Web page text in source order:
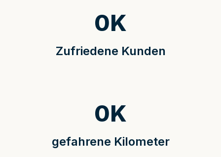
Zufriedene Kunden
0K
gefahrene Kilometer
0K